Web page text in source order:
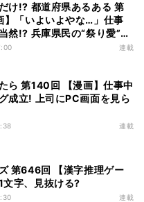
け!? 都道府県あるある 第
】「いよいよやな…」仕事
然!? 兵庫県民の“祭り愛”が
連載
ら 第140回 【漫画】仕事中
成立! 上司にPC画面を見ら
連載
第646回 【漢字推理ゲー
文字、見抜ける?
連載